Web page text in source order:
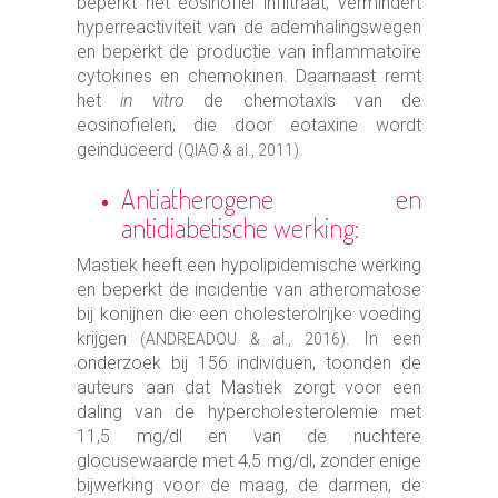
hyperreactiviteit van de ademhalingswegen
en beperkt de productie van inflammatoire
cytokines en chemokinen. Daarnaast remt
hetin vitro de chemotaxis van de
eosinofielen, die door eotaxine wordt
geïnduceerd (QIAO & al., 2011).
Antiatherogene en
antidiabetische werking:
Mastiek heeft een hypolipidemische werking
en beperkt de incidentie van atheromatose
bij konijnen die een cholesterolrijke voeding
krijgen
(ANDREADOU & al., 2016). In een
onderzoek bij 156 individuen, toonden de
auteurs aan dat Mastiek zorgt voor een
daling van de hypercholesterolemie met
11,5 mg/dl en van de nuchtere
glocusewaarde met 4,5 mg/dl, zonder enige
bijwerking voor de maag, de darmen, de